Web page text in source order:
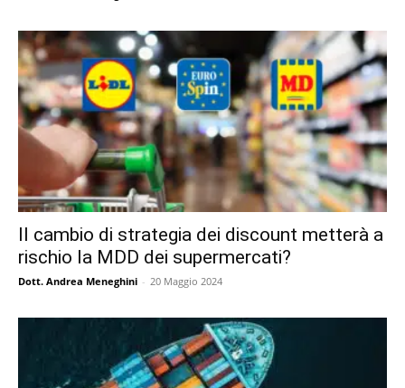
Il cambio di strategia dei discount metterà a
rischio la MDD dei supermercati?
Dott. Andrea Meneghini - 20 Maggio 2024